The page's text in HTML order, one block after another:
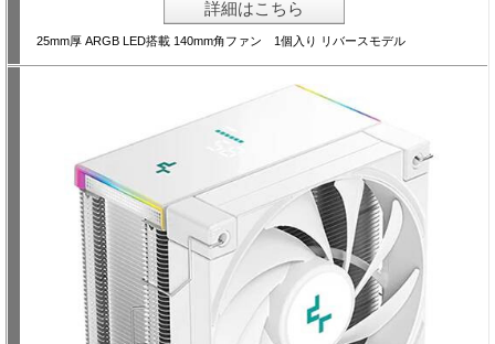
詳細はこちら
25mm厚 ARGB LED搭載 140mm角ファン 1個入り リバースモデル